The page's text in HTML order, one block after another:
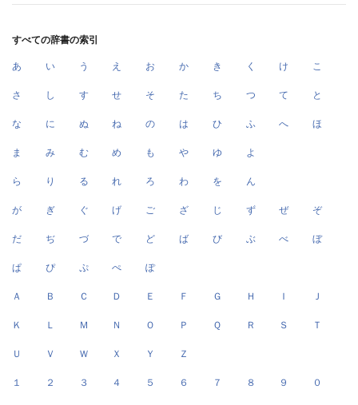
すべての辞書の索引
あ い う え お か き く け こ
さ し す せ そ た ち つ て と
な に ぬ ね の は ひ ふ へ ほ
ま み む め も や ゆ よ
ら り る れ ろ わ を ん
が ぎ ぐ げ ご ざ じ ず ぜ ぞ
だ ぢ づ で ど ば び ぶ べ ぼ
ぱ ぴ ぷ ぺ ぽ
Ａ Ｂ Ｃ Ｄ Ｅ Ｆ Ｇ Ｈ Ｉ Ｊ
Ｋ Ｌ Ｍ Ｎ Ｏ Ｐ Ｑ Ｒ Ｓ Ｔ
Ｕ Ｖ Ｗ Ｘ Ｙ Ｚ
１ ２ ３ ４ ５ ６ ７ ８ ９ ０